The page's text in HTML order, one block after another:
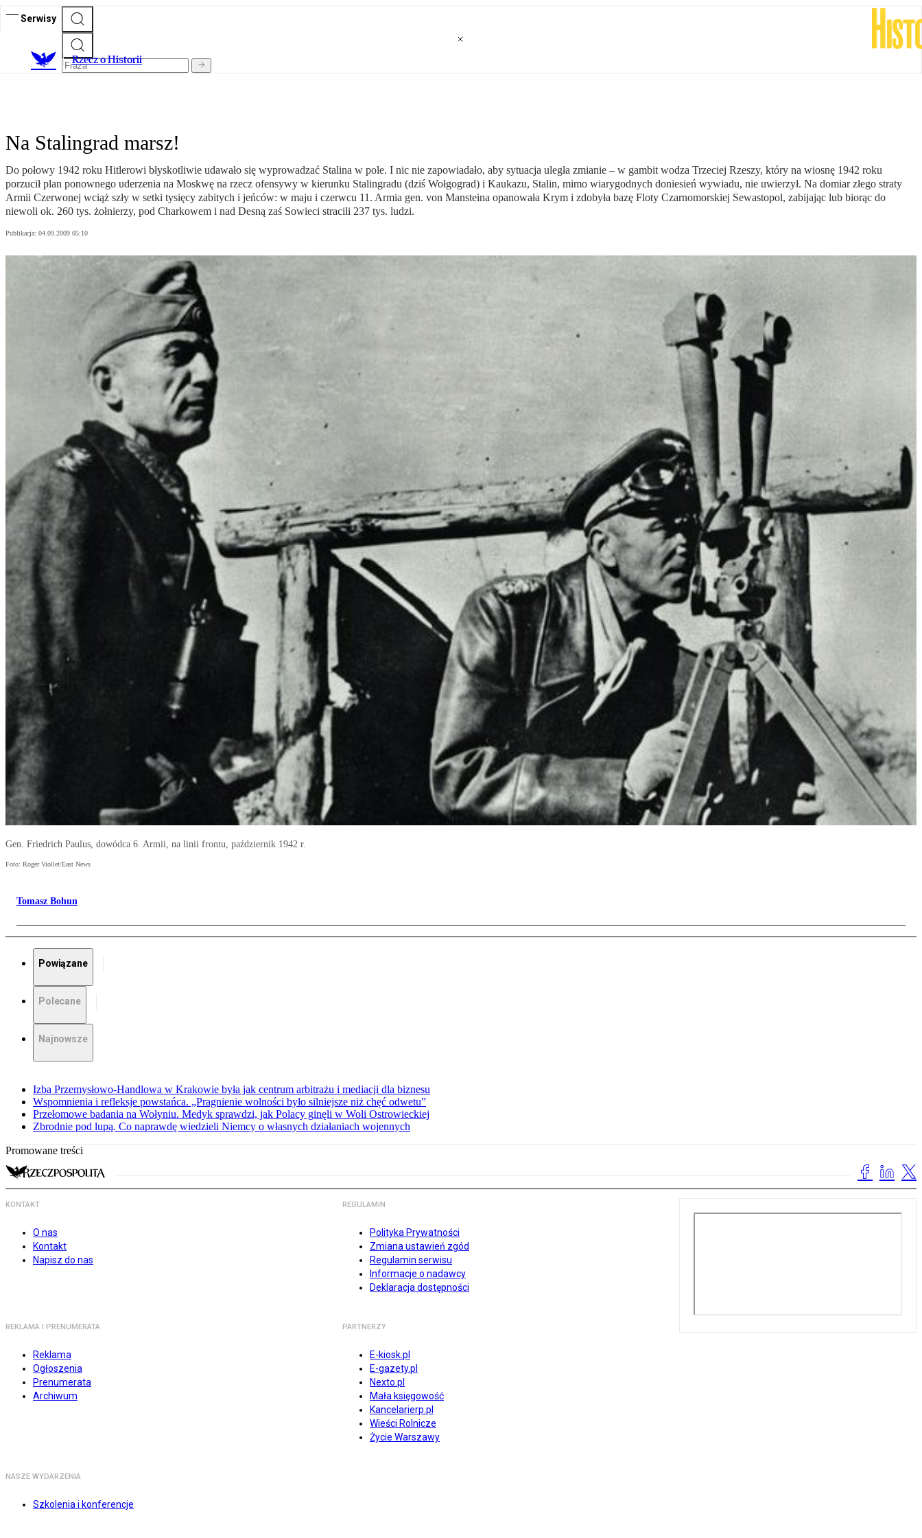
Serwisy
Rzecz o Historii
Na Stalingrad marsz!
Do połowy 1942 roku Hitlerowi błyskotliwie udawało się wyprowadzać Stalina w pole. I nic nie zapowiadało, aby sytuacja uległa zmianie – w gambit wodza Trzeciej Rzeszy, który na wiosnę 1942 roku
porzucił plan ponownego uderzenia na Moskwę na rzecz ofensywy w kierunku Stalingradu (dziś Wołgograd) i Kaukazu, Stalin, mimo wiarygodnych doniesień wywiadu, nie uwierzył. Na domiar złego straty
Armii Czerwonej wciąż szły w setki tysięcy zabitych i jeńców: w maju i czerwcu 11. Armia gen. von Mansteina opanowała Krym i zdobyła bazę Floty Czarnomorskiej Sewastopol, zabijając lub biorąc do
niewoli ok. 260 tys. żołnierzy, pod Charkowem i nad Desną zaś Sowieci stracili 237 tys. ludzi.
Publikacja: 04.09.2009 05:10
Gen. Friedrich Paulus, dowódca 6. Armii, na linii frontu, październik 1942 r.
Foto: Roger Viollet/East News
Tomasz Bohun
Powiązane
Polecane
Najnowsze
Izba Przemysłowo-Handlowa w Krakowie była jak centrum arbitrażu i mediacji dla biznesu
Wspomnienia i refleksje powstańca. „Pragnienie wolności było silniejsze niż chęć odwetu”
Przełomowe badania na Wołyniu. Medyk sprawdzi, jak Polacy ginęli w Woli Ostrowieckiej
Zbrodnie pod lupą. Co naprawdę wiedzieli Niemcy o własnych działaniach wojennych
Promowane treści
KONTAKT
O nas
Kontakt
Napisz do nas
REGULAMIN
Polityka Prywatności
Zmiana ustawień zgód
Regulamin serwisu
Informacje o nadawcy
Deklaracja dostępności
REKLAMA I PRENUMERATA
Reklama
Ogłoszenia
Prenumerata
Archiwum
PARTNERZY
E-kiosk.pl
E-gazety.pl
Nexto.pl
Mała księgowość
Kancelarierp.pl
Wieści Rolnicze
Życie Warszawy
NASZE WYDARZENIA
Szkolenia i konferencje